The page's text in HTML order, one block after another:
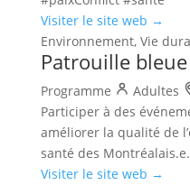
Visiter le site web →
Environnement, Vie
Patrouille
Programme Adultes
Participer à des
améliorer la qualité de
santé des
Visiter le site web →